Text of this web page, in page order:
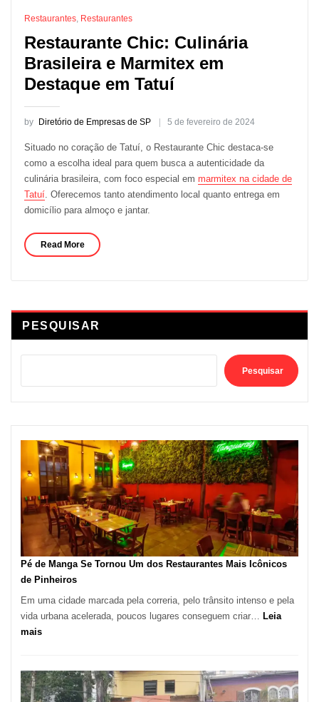
Restaurantes, Restaurantes
Restaurante Chic: Culinária
Brasileira e Marmitex em
Destaque em Tatuí
by Diretório de Empresas de SP 5 de fevereiro de 2024
Situado no coração de Tatuí, o Restaurante Chic destaca-se
como a escolha ideal para quem busca a autenticidade da
culinária brasileira, com foco especial em marmitex na cidade de
Tatuí. Oferecemos tanto atendimento local quanto entrega em
domicílio para almoço e jantar.
Read More
PESQUISAR
Pesquisar
Pé de Manga Se Tornou Um dos Restaurantes Mais Icônicos
de Pinheiros
Em uma cidade marcada pela correria, pelo trânsito intenso e pela
vida urbana acelerada, poucos lugares conseguem criar…
Leia
mais:
Manga
Se